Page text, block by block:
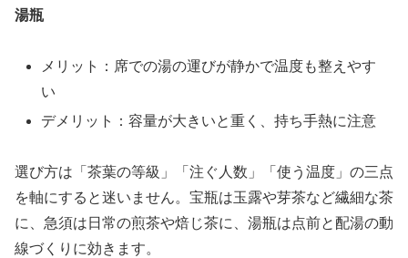
湯瓶
メリット：席での湯の運びが静かで温度も整えやす
い
デメリット：容量が大きいと重く、持ち手熱に注意
選び方は「茶葉の等級」「注ぐ人数」「使う温度」の三点
を軸にすると迷いません。宝瓶は玉露や芽茶など繊細な茶
に、急須は日常の煎茶や焙じ茶に、湯瓶は点前と配湯の動
線づくりに効きます。